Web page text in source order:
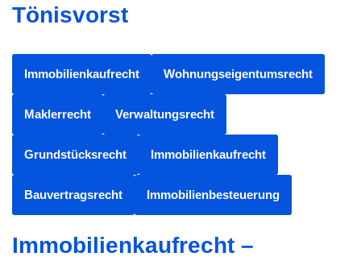
Tönisvorst
Immobilienkaufrecht Wohnungseigentumsrecht
Maklerrecht Verwaltungsrecht
Grundstücksrecht Immobilienkaufrecht
Bauvertragsrecht Immobilienbesteuerung
Immobilienkaufrecht –